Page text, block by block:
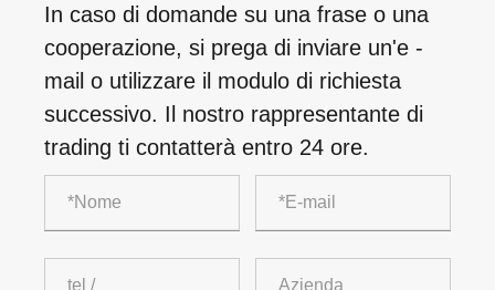
In caso di domande su una frase o una
cooperazione, si prega di inviare un'e -
mail o utilizzare il modulo di richiesta
successivo. Il nostro rappresentante di
trading ti contatterà entro 24 ore.